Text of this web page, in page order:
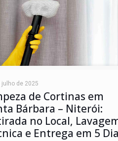
julho de 2025
de Cortinas em
Bárbara – Niterói:
no Local,
e Entrega em 5